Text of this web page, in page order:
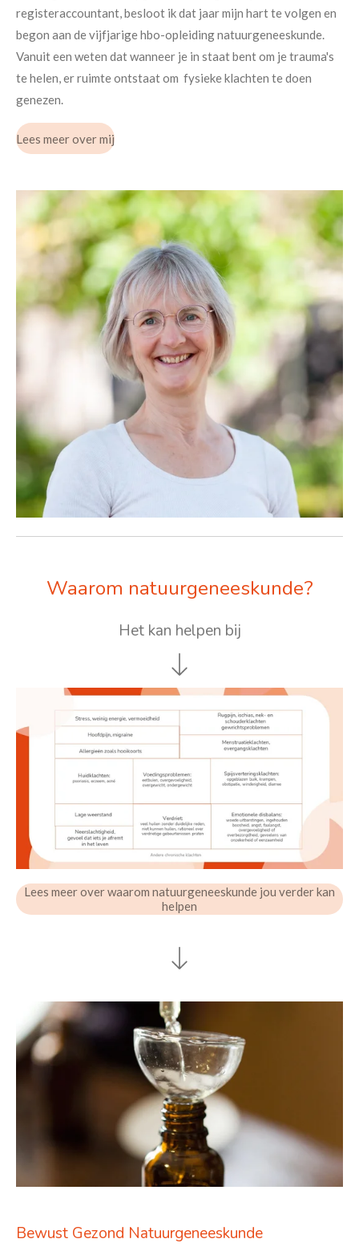
registeraccountant, besloot ik dat jaar mijn hart te volgen en
begon aan de vijfjarige hbo-opleiding natuurgeneeskunde.
Vanuit een weten dat wanneer je in staat bent om je trauma's
te helen, er ruimte ontstaat om fysieke klachten te doen
genezen.
Lees meer over mij
Waarom natuurgeneeskunde?
Het kan helpen bij
Lees meer over waarom natuurgeneeskunde jou verder kan
helpen
Bewust Gezond Natuurgeneeskunde